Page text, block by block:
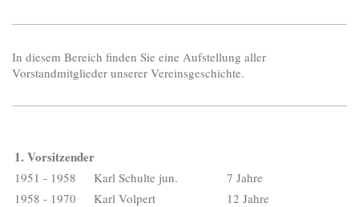
In diesem Bereich finden Sie eine Aufstellung aller
Vorstandmitglieder unserer Vereinsgeschichte.
1. Vorsitzender
1951 - 1958 Karl Schulte jun.
7 Jahre
1958 - 1970
Karl Volpert
12 Jahre